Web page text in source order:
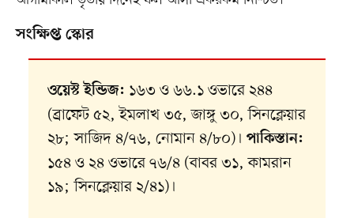
সংক্ষিপ্ত স্কোর
ওয়েস্ট ইন্ডিজ: ১৬৩ ও ৬৬.১ ওভারে ২৪৪
(ব্রাফেট ৫২, ইমলাখ ৩৫, জাঙ্গু ৩০, সিনক্লেয়ার
২৮; সাজিদ ৪/৭৬, নোমান ৪/৮০)। পাকিস্তান:
১৫৪ ও ২৪ ওভারে ৭৬/৪ (বাবর ৩১, কামরান
১৯; সিনক্লেয়ার ২/৪১)।